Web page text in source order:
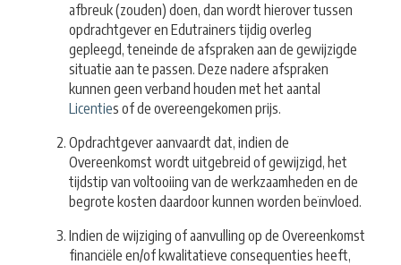
afbreuk (zouden) doen, dan wordt hierover tussen
opdrachtgever en Edutrainers tijdig overleg
gepleegd, teneinde de afspraken aan de gewijzigde
situatie aan te passen. Deze nadere afspraken
kunnen geen verband houden met het aantal
Licenties of de overeengekomen prijs.
Opdrachtgever aanvaardt dat, indien de
Overeenkomst wordt uitgebreid of gewijzigd, het
tijdstip van voltooiing van de werkzaamheden en de
begrote kosten daardoor kunnen worden beïnvloed.
Indien de wijziging of aanvulling op de Overeenkomst
financiële en/of kwalitatieve consequenties heeft,